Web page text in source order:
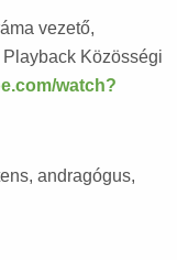
vezető,
Közösségi
watch?
andragógus,